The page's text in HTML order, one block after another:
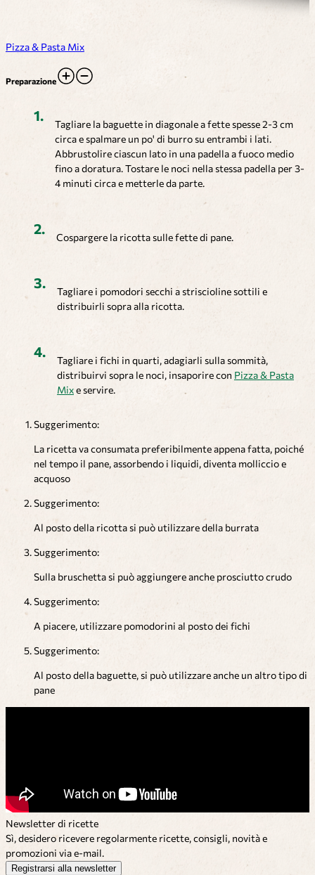
Pizza & Pasta Mix
Preparazione
Tagliare la baguette in diagonale a fette spesse 2-3 cm
circa e spalmare un po' di burro su entrambi i lati.
Abbrustolire ciascun lato in una padella a fuoco medio
fino a doratura. Tostare le noci nella stessa padella per 3-
4 minuti circa e metterle da parte.
Cospargere la ricotta sulle fette di pane.
Tagliare i pomodori secchi a striscioline sottili e
distribuirli sopra alla ricotta.
Tagliare i fichi in quarti, adagiarli sulla sommità,
distribuirvi sopra le noci, insaporire con Pizza & Pasta
Mixe servire.
Suggerimento:
La ricetta va consumata preferibilmente appena fatta, poiché
nel tempo il pane, assorbendo i liquidi, diventa molliccio e
acquoso
Suggerimento:
Al posto della ricotta si può utilizzare della burrata
Suggerimento:
Sulla bruschetta si può aggiungere anche prosciutto crudo
Suggerimento:
A piacere, utilizzare pomodorini al posto dei fichi
Suggerimento:
Al posto della baguette, si può utilizzare anche un altro tipo di
pane
Newsletter di ricette
Sì, desidero ricevere regolarmente ricette, consigli, novità e
promozioni via e-mail.
Registrarsi alla newsletter